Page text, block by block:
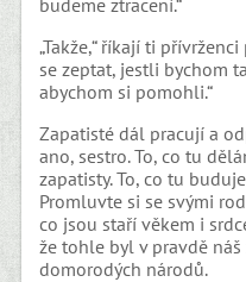
budeme ztracení.“
„Takže,“ říkají ti
se zeptat, jestli bychom
abychom si pomohli.“
Zapatisté dál pracují a
ano, sestro. To, co tu
zapatisty. To, co tu
Promluvte si se svými
co jsou staří věkem i
že tohle byl v pravdě
domorodých národů.